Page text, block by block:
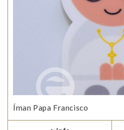
Íman Papa Francisco